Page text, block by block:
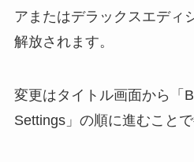
アまたはデラックスエディ
解放されます。
変更はタイトル画面から「
Settings」の順に進むことで